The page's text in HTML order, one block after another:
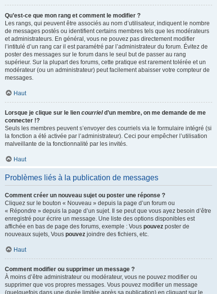
Qu’est-ce que mon rang et comment le modifier ?
Les rangs, qui peuvent être associés au nom d’utilisateur, indiquent le nombre
de messages postés ou identifient certains membres tels que les modérateurs
et administrateurs. En général, vous ne pouvez pas directement modifier
l’intitulé d’un rang car il est paramétré par l’administrateur du forum. Évitez de
poster des messages sur le forum dans le seul but de passer au rang
supérieur. Sur la plupart des forums, cette pratique est rarement tolérée et un
modérateur (ou un administrateur) peut facilement abaisser votre compteur de
messages.
Haut
Lorsque je clique sur le lien courrield’un membre, on me demande de me
connecter !?
Seuls les membres peuvent s’envoyer des courriels via le formulaire intégré (si
la fonction a été activée par l’administrateur). Ceci pour empêcher l’utilisation
malveillante de la fonctionnalité par les invités.
Haut
Problèmes liés à la publication de messages
Comment créer un nouveau sujet ou poster une réponse ?
Cliquez sur le bouton « Nouveau » depuis la page d’un forum ou
« Répondre » depuis la page d’un sujet. Il se peut que vous ayez besoin d’être
enregistré pour écrire un message. Une liste des options disponibles est
affichée en bas de page des forums, exemple : Vous pouvez poster de
nouveaux sujets, Vous pouvez joindre des fichiers, etc.
Haut
Comment modifier ou supprimer un message ?
À moins d’être administrateur ou modérateur, vous ne pouvez modifier ou
supprimer que vos propres messages. Vous pouvez modifier un message
(quelquefois dans une durée limitée après sa publication) en cliquant sur le